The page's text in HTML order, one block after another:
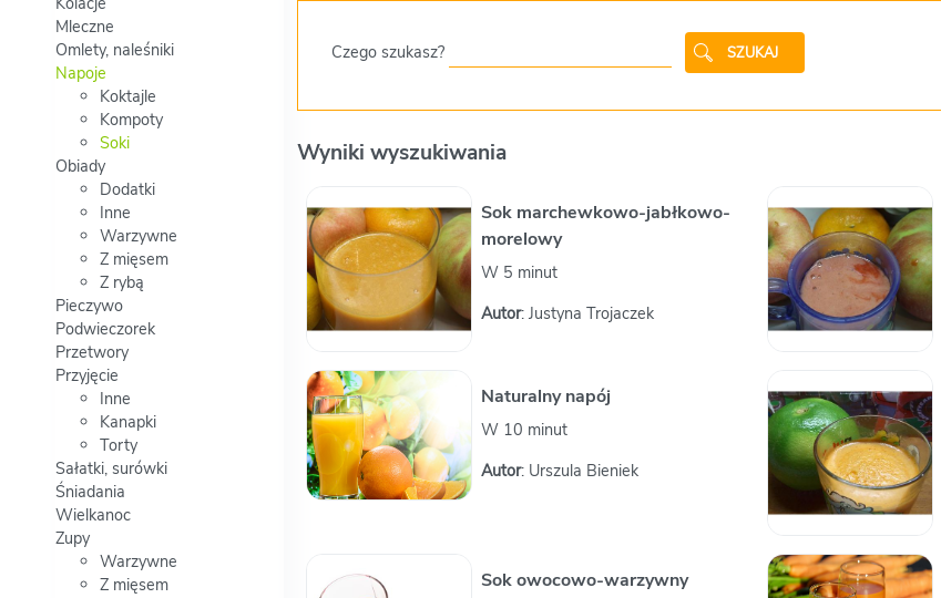
Czego szukasz? SZUKAJ
Wyniki wyszukiwania
Sok marchewkowo-jabłkowo-
morelowy
W 5 minut
Autor: Justyna Trojaczek
Naturalny napój
W 10 minut
Autor: Urszula Bieniek
Sok owocowo-warzywny
Mleczne
Omlety, naleśniki
Napoje
Koktajle
Kompoty
Soki
Obiady
Dodatki
Inne
Warzywne
Z mięsem
Z rybą
Pieczywo
Podwieczorek
Przetwory
Przyjęcie
Inne
Kanapki
Torty
Sałatki, surówki
Śniadania
Wielkanoc
Zupy
Warzywne
Z mięsem